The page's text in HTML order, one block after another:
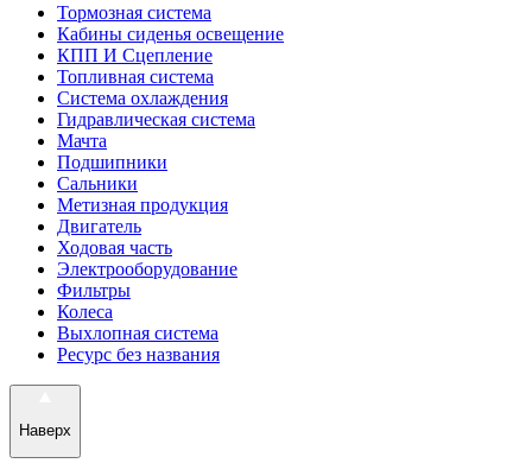
Тормозная система
Кабины сиденья освещение
КПП И Сцепление
Топливная система
Система охлаждения
Гидравлическая система
Мачта
Подшипники
Сальники
Метизная продукция
Двигатель
Ходовая часть
Электрооборудование
Фильтры
Колеса
Выхлопная система
Ресурс без названия
Наверх